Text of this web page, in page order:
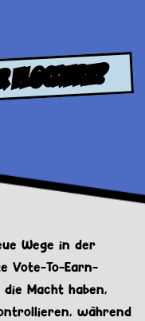
FLOCKERZ?
Wege in der
Vote-To-Earn-
Macht haben,
während